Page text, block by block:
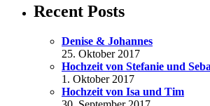
Recent Posts
Denise & Johannes
25. Oktober 2017
Hochzeit von Stefanie und
1. Oktober 2017
Hochzeit von Isa und Tim